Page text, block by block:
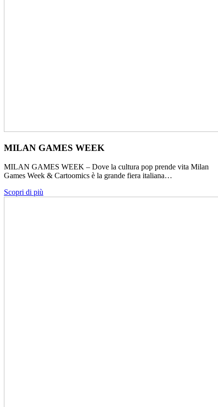
MILAN GAMES WEEK
MILAN GAMES WEEK – Dove la cultura pop prende vita Milan
Games Week & Cartoomics è la grande fiera italiana…
Scopri di più